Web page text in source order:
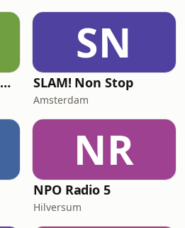
Radio 10 60's & 70's Hits
SN
SLAM! Non Stop
Amsterdam
NR
NPO Radio 5
Hilversum